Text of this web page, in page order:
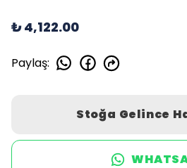
₺ 4,122.00
Paylaş:
Stoğa Gelince